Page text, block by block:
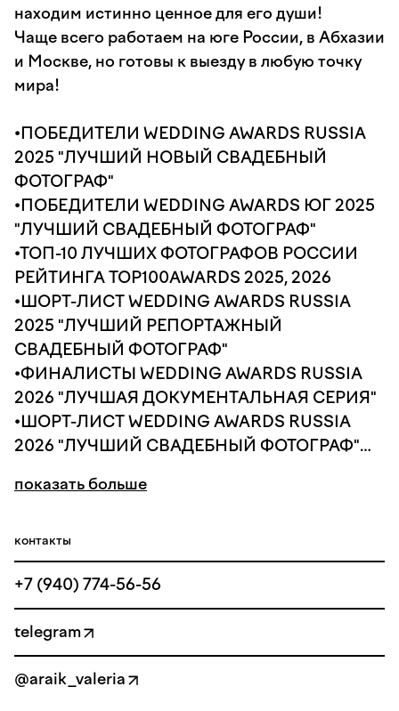
находим истинно ценное для его души!
Чаще всего работаем на юге России, в Абхазии
и Москве, но готовы к выезду в любую точку
мира!
•ПОБЕДИТЕЛИ WEDDING AWARDS RUSSIA
2025 "ЛУЧШИЙ НОВЫЙ СВАДЕБНЫЙ
ФОТОГРАФ"
•ПОБЕДИТЕЛИ WEDDING AWARDS ЮГ 2025
"ЛУЧШИЙ СВАДЕБНЫЙ ФОТОГРАФ"
•ТОП-10 ЛУЧШИХ ФОТОГРАФОВ РОССИИ
РЕЙТИНГА TOP100AWARDS 2025, 2026
•ШОРТ-ЛИСТ WEDDING AWARDS RUSSIA
2025 "ЛУЧШИЙ РЕПОРТАЖНЫЙ
СВАДЕБНЫЙ ФОТОГРАФ"
•ФИНАЛИСТЫ WEDDING AWARDS RUSSIA
2026 "ЛУЧШАЯ ДОКУМЕНТАЛЬНАЯ СЕРИЯ"
•ШОРТ-ЛИСТ WEDDING AWARDS RUSSIA
2026 "ЛУЧШИЙ СВАДЕБНЫЙ ФОТОГРАФ"
"ЛУЧШИЙ РЕПОРТАЖНЫЙ СВАДЕБНЫЙ
•КУРАТОРЫ КУРСА SERIAL KILLER 4.0
•В СОСТАВЕ СПЕЦИАЛЬНОГО СОВЕТА
ЖЮРИ WEDDING AWARDS RUSSIA 2026 В
НОМИНАЦИИ "ЛУЧШИЙ НОВЫЙ
СВАДЕБНЫЙ ФОТОГРАФ"
•ЖЮРИ WEDDING AWARDS NORTHWEST
2026
показать больше
контакты
+7 (940) 774-56-56
telegram
@araik_valeria